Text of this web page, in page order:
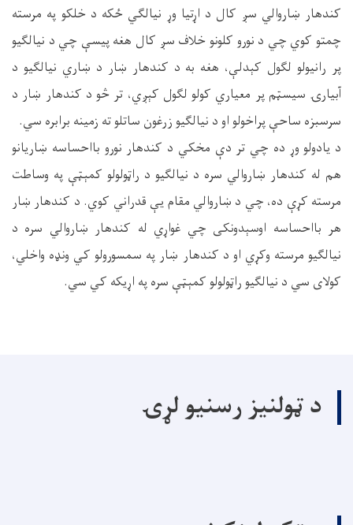
کندهار ښاروالي سږ کال د اړتيا وړ نيالګي ځکه د خلکو په مرسته
چمتو کوي چي د نورو کلونو خلاف سږ کال هغه پيسې چي د نيالګيو
پر رانيولو لګول کېدلې، هغه به د کندهار ښار د ښاري نيالګيو د
آبيارۍ سيسټم پر معياري کولو لګول کېږي، تر څو د کندهار ښار د
سرسبزه ساحې پراخولو او د نيالګيو زرغون ساتلو ته زمينه برابره سي.
د يادولو وړ ده چي تر دې مخکي د کندهار نورو بااحساسه ښاريانو
هم له کندهار ښاروالي سره د نيالګيو د راټولولو کمېټې په وساطت
مرسته کړې ده، چي د ښاروالي مقام يې قدراني کوي. د کندهار ښار
هر بااحساسه اوسېدونکی چي غواړي له کندهار ښاروالي سره د
نيالګيو مرسته وکړي او د کندهار ښار په سمسورولو کي ونډه واخلي،
کولای سي د نيالګيو راټولولو کمېټې سره په اړيکه کي سي.
د ټولنیز رسنیو لړۍ